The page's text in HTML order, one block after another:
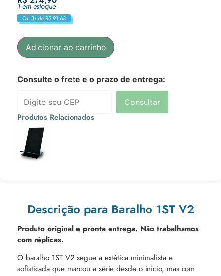
1 em estoque
Ou 3x de R$91,63
Adicionar ao carrinho
Consulte o frete e o prazo de entrega:
Consultar
Produtos Relacionados
Descrição para Baralho 1ST V2
Produto original e pronta entrega. Não trabalhamos
com réplicas.
O baralho 1ST V2 segue a estética minimalista e
sofisticada que marcou a série desde o início, mas com